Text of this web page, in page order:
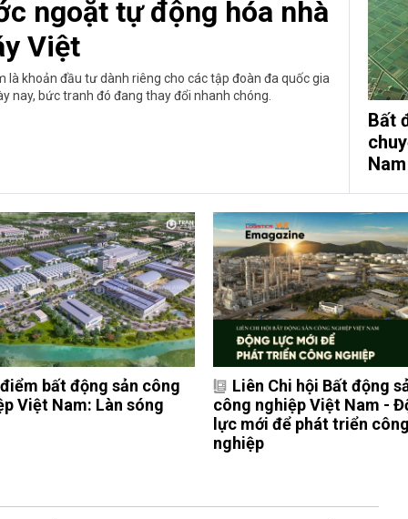
ngoặt tự động hóa nhà
Việt
khoản đầu tư dành riêng cho các tập đoàn đa quốc gia
nay, bức tranh đó đang thay đổi nhanh chóng.
Bất
Nam
bất động sản công
Việt Nam: Làn sóng
Liên Chi hội Bất động
công nghiệp Việt Nam -
lực mới để phát triển
nghiệp